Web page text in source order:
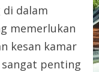
di dalam
memerlukan
kesan kamar
penting